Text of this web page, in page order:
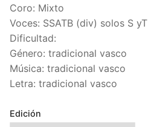
Coro: Mixto
Voces: SSATB (div) solos S yT
Dificultad:
Género: tradicional vasco
Música: tradicional vasco
Letra: tradicional vasco
Edición